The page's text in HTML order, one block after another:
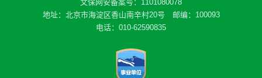
文保网安备案号：1101080078
地址：北京市海淀区香山南辛村20号 邮编：100093
电话：010-62590835